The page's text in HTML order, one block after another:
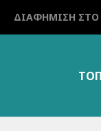
ΔΙΑΦΉΜΙΣΗ ΣΤΟ